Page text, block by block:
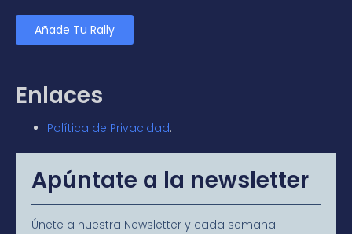
Añade Tu Rally
Enlaces
Política de Privacidad.
Apúntate a la newsletter
Únete a nuestra Newsletter y cada semana